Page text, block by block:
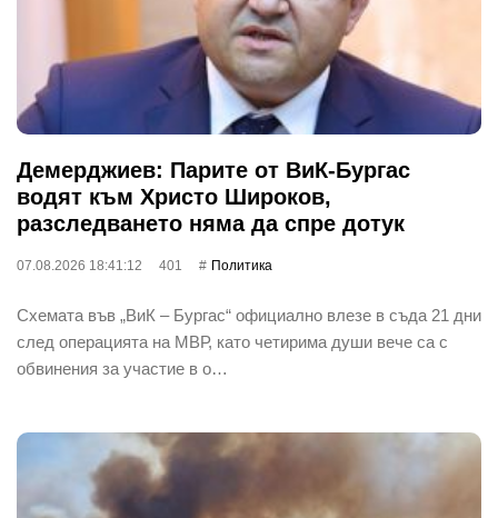
Демерджиев: Парите от ВиК-Бургас
водят към Христо Широков,
разследването няма да спре дотук
07.08.2026 18:41:12 401 Политика
Схемата във „ВиК – Бургас“ официално влезе в съда 21 дни
след операцията на МВР, като четирима души вече са с
обвинения за участие в о…